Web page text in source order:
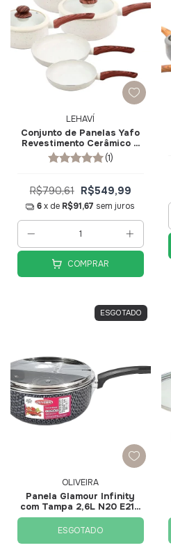
LEHAVÍ
Conjunto de Panelas Yafo
Revestimento Cerâmico 5
pçs Granito Creme A1005-
C06 - Lehaví
(1)
R$790,61 R$549,99
6 x de R$91,67 sem juros
COMPRAR
ESGOTADO
OLIVEIRA
Panela Glamour Infinity
com Tampa 2,6L N20 E2111
- Oliveira
ESGOTADO